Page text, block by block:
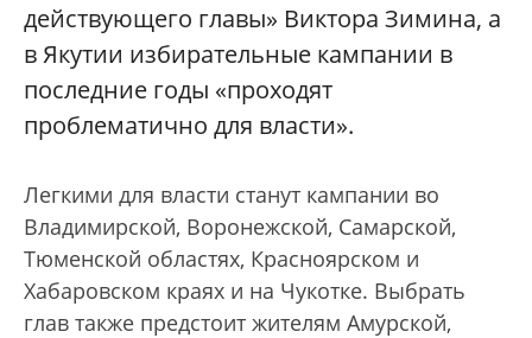
действующего главы» Виктора Зимина, а
в Якутии избирательные кампании в
последние годы «проходят
проблематично для власти».
Легкими для власти станут кампании во
Владимирской, Воронежской, Самарской,
Тюменской областях, Красноярском и
Хабаровском краях и на Чукотке. Выбрать
глав также предстоит жителям Амурской,